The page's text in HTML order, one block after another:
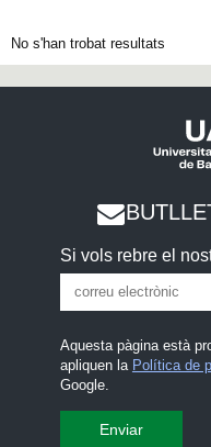
No s'han trobat resultats
Si vols rebre el
Aquesta pàgina està
apliquen la Política de
Google.